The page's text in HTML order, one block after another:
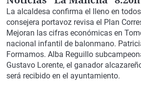
La alcaldesa confirma el lleno en
consejera portavoz revisa el Plan
Mejoran las cifras económicas en
nacional infantil de balonmano.
Formamos. Alba Reguillo
Gustavo Lorente, el ganador
será recibido en el ayuntamiento.